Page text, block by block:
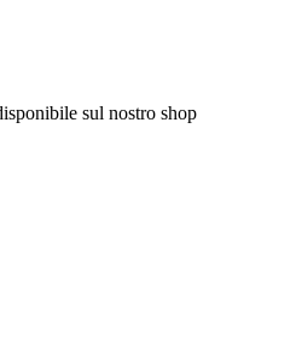
sul nostro shop